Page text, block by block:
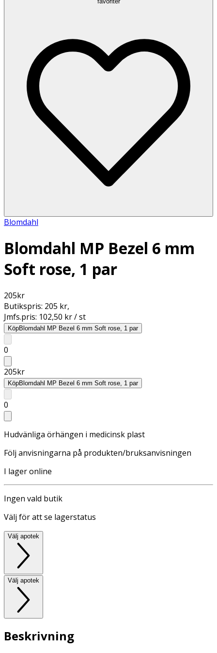
Blomdahl
Blomdahl MP Bezel 6 mm
Soft rose, 1 par
205kr
Butikspris: 205 kr,
Jmfs.pris: 102,50 kr / st
KöpBlomdahl MP Bezel 6 mm Soft rose, 1 par
0
205kr
KöpBlomdahl MP Bezel 6 mm Soft rose, 1 par
0
Hudvänliga örhängen i medicinsk plast
Följ anvisningarna på produkten/bruksanvisningen
I lager online
Ingen vald butik
Välj för att se lagerstatus
Välj apotek
Välj apotek
Beskrivning